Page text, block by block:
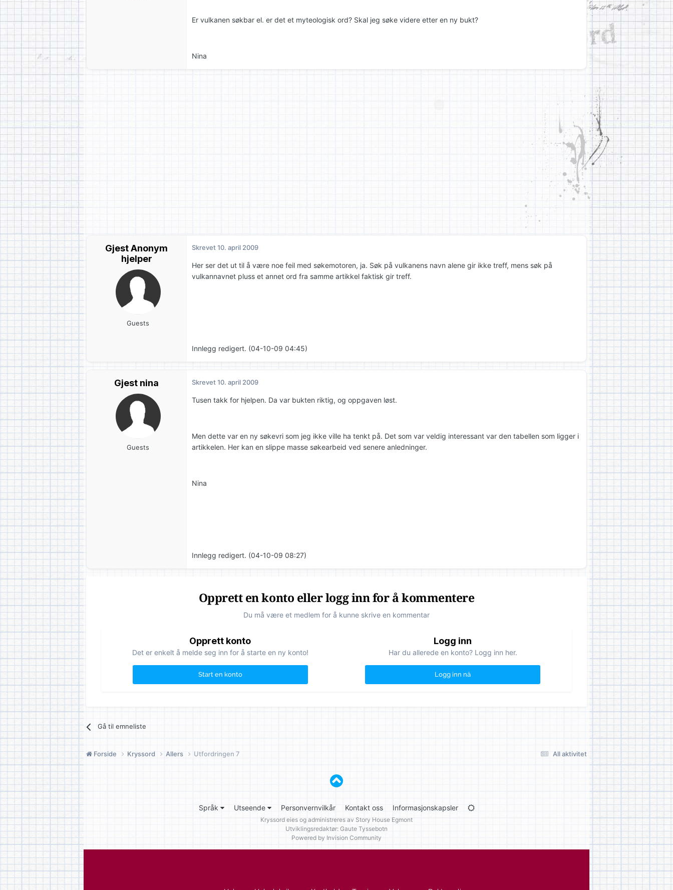
Er vulkanen søkbar el. er det et myteologisk ord? Skal jeg søke videre etter en ny bukt?
Nina
Gjest Anonym
hjelper
Guests
Skrevet10. april 2009
Her ser det ut til å være noe feil med søkemotoren, ja. Søk på vulkanens navn alene gir ikke treff, mens søk på
vulkannavnet pluss et annet ord fra samme artikkel faktisk gir treff.
Innlegg redigert. (04-10-09 04:45)
Gjest nina
Guests
Skrevet10. april 2009
Tusen takk for hjelpen. Da var bukten riktig, og oppgaven løst.
Men dette var en ny søkevri som jeg ikke ville ha tenkt på. Det som var veldig interessant var den tabellen som ligger i
artikkelen. Her kan en slippe masse søkearbeid ved senere anledninger.
Nina
Innlegg redigert. (04-10-09 08:27)
Opprett en konto eller logg inn for å kommentere
Du må være et medlem for å kunne skrive en kommentar
Opprett konto
Det er enkelt å melde seg inn for å starte en ny konto!
Start en konto
Logg inn
Har du allerede en konto? Logg inn her.
Logg inn nå
Gå til emneliste
All aktivitet
Forside Kryssord Allers Utfordringen 7
Språk Utseende Personvernvilkår Kontakt oss Informasjonskapsler
Kryssord eies og administreres av Story House Egmont
Utviklingsredaktør: Gaute Tyssebotn
Powered by Invision Community